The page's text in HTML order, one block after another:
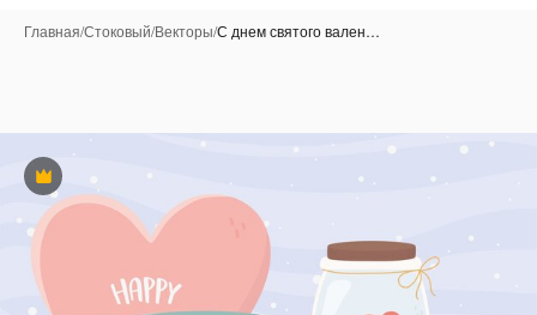
Главная/Стоковый/Векторы/С днем святого вален…
Премиум